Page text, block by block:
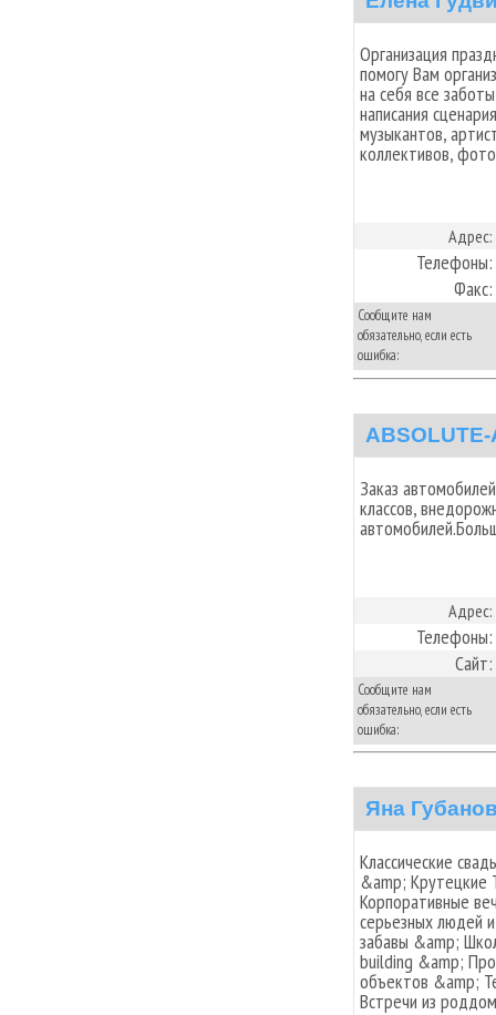
Организация
помогу Вам
на себя все
написания
музыкантов,
коллективов,
Адрес:
Телефоны:
Факс:
Сообщите нам
обязательно, если есть
ошибка:
ABSOLUTE-
Заказ
классов,
Адрес:
Телефоны:
Сайт:
Сообщите нам
обязательно, если есть
ошибка:
Яна
Классические
&amp;
Корпоративные
серьезных людей
забавы &amp;
building &amp;
объектов &amp;
Встречи из